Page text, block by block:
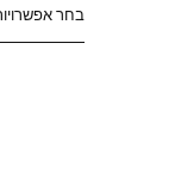
בחר